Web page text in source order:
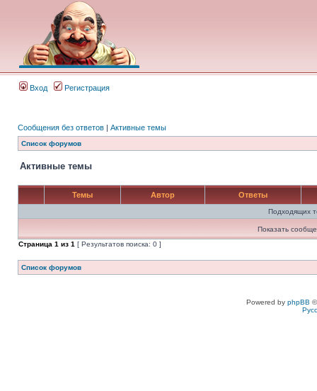
Вход Регистрация
Сообщения без ответов | Активные темы
Список форумов
Активные темы
Темы Автор Ответы
Подходящих
Показать
Страница 1 из 1 [ Результатов поиска: 0 ]
Список форумов
Powered by phpBB